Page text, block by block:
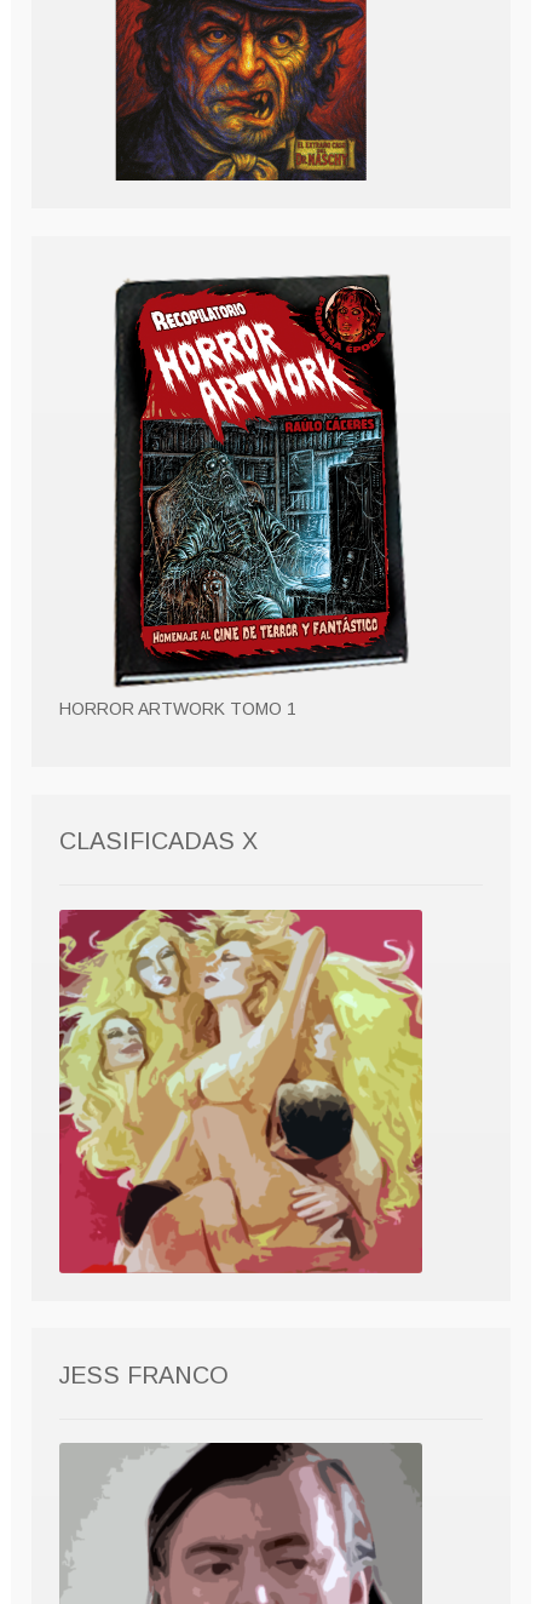
HORROR ARTWORK TOMO 1
CLASIFICADAS X
JESS FRANCO